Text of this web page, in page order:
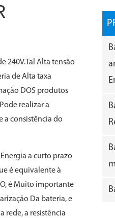
240V.Tal Alta tensão
de Alta taxa
DOS produtos
realizar a
a consistência do
a curto prazo
é equivalente à
é Muito importante
Da bateria, e
rede, a resistência